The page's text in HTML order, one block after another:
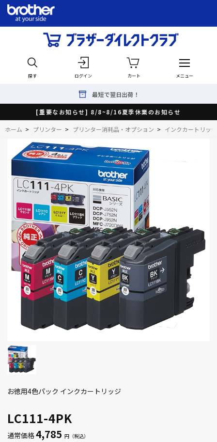
探す ログイン カート メニュー
最短で翌日出荷！
[重要なお知らせ] 8/8~8/16夏季休業のお知らせ
ホーム > プリンター > プリンター消耗品・オプション > インクカートリッジ
LC111-4PK
お徳用4色パック インクカートリッジ
通常価格4,785